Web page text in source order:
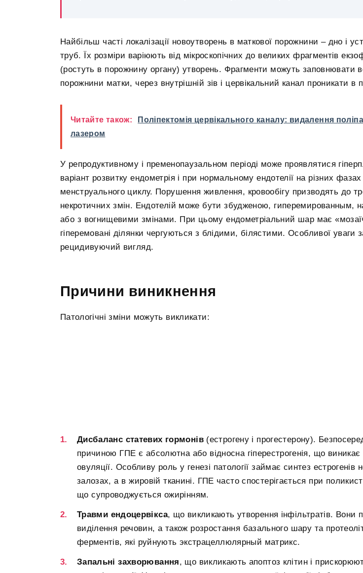
Найбільш часті локалізації новоутворень в маткової порожнини – дно і
труб. Їх розміри варіюють від мікроскопічних до великих фрагментів
(ростуть в порожнину органу) утворень. Фрагменти можуть заповнювати
порожнини матки, через внутрішній зів і цервікальний канал проникати в
Читайте також:
Поліпектомія цервікального каналу: видалення
лазером
У репродуктивному і пременопаузальном періоді може проявлятися
варіант розвитку ендометрія і при нормальному ендотелії на різних фазах
менструального циклу. Порушення живлення, кровообігу призводять до
некротичних змін. Ендотелій може бути збудженою, гиперемированным,
або з вогнищевими змінами. При цьому ендометріальний шар має
гіперемовані ділянки чергуються з блідими, білястими. Особливої уваги
рецидивуючий вигляд.
Причини виникнення
Патологічні зміни можуть викликати:
Дисбаланс статевих гормонів(естрогену і прогестерону).
причиною ГПЕ є абсолютна або відносна гіперестрогенія, що виникає
овуляції. Особливу роль у генезі патології займає синтез естрогенів
залозах, а в жировій тканині. ГПЕ часто спостерігається при
що супроводжується ожирінням.
Травми ендоцервікса, що викликають утворення інфільтратів. Вони
виділення речовин, а також розростання базального шару та
ферментів, які руйнують экстрацеллюлярный матрикс.
Запальні захворювання, що викликають апоптоз клітин і